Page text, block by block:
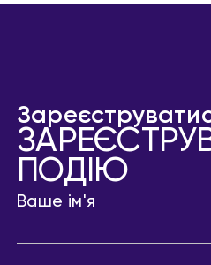
ПОДІЮ